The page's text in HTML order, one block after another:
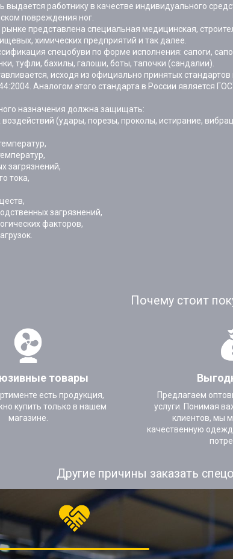
выдается работнику в качестве индивидуального
повреждения ног.
представлена специальная медицинская,
химических предприятий и так далее.
спецобуви по форме исполнения: сапоги,
туфли, бахилы, галоши, боты, тапочки (сандалии).
исходя из официально принятых
Аналогом этого стандарта в России является
назначения должна защищать:
воздействий (удары, порезы, проколы, истирание,
загрязнений,
тока,
загрязнений,
факторов,
Почему стоит
товары
есть продукция,
купить только в нашем
магазине.
Предлагаем
услуги. Понимая
клиентов, мы
качественную
Другие причины заказать